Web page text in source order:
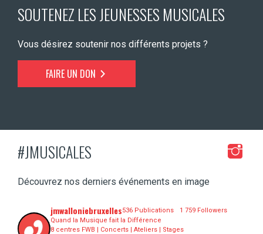
SOUTENEZ LES JEUNESSES MUSICALES
Vous désirez soutenir nos différents projets ?
FAIRE UN DON
#JMUSICALES
Découvrez nos derniers événements en image
jmwalloniebruxelles536 Publications
1 759 Followers
Quand la Musique fait la Différence
8 centres FWB | Concerts | Ateliers | Stages